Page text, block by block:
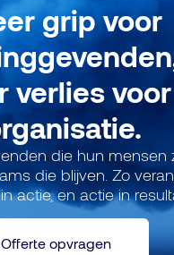
grip voor
verlies
die hun mensen
die blijven. Zo
actie, en actie in
Offerte opvragen